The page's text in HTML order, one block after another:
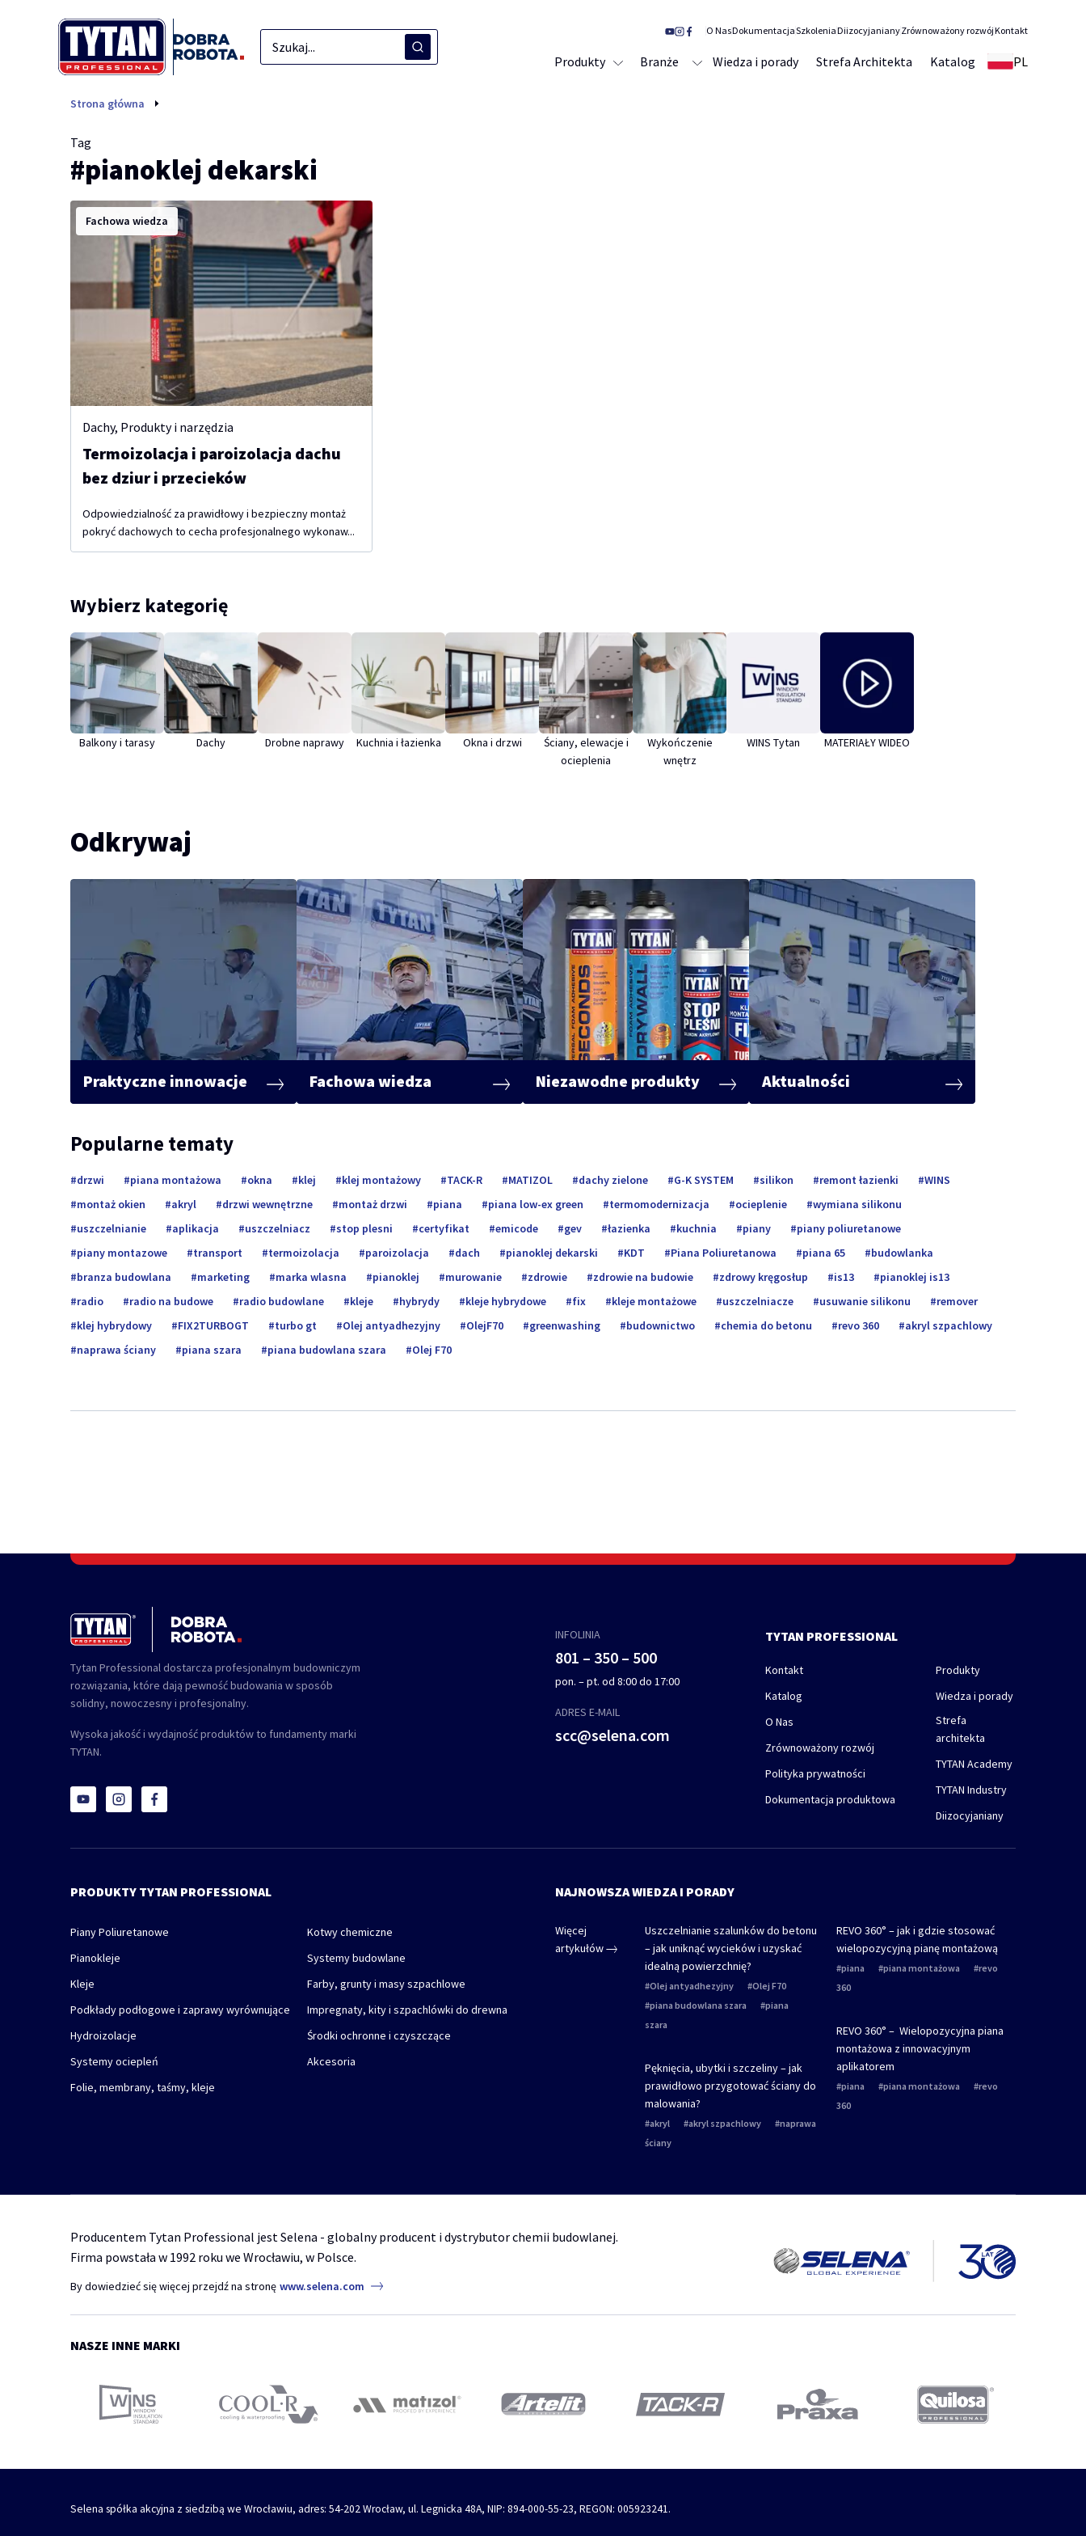
Produkty Branże Wiedza i porady Strefa Architekta Katalog PL
O NasDokumentacjaSzkoleniaDiizocyjanianyZrównoważony rozwójKontakt
Strona główna
Tag
#pianoklej dekarski
Fachowa wiedza
Dachy, Produkty i narzędzia
Termoizolacja i paroizolacja dachu
bez dziur i przecieków
Odpowiedzialność za prawidłowy i bezpieczny montaż
pokryć dachowych to cecha profesjonalnego wykonaw...
Wybierz kategorię
Balkony i tarasy Dachy Drobne naprawy Kuchnia i łazienka Okna i drzwi
Ściany, elewacje i
ocieplenia
Wykończenie
wnętrz
WINS Tytan MATERIAŁY WIDEO
Odkrywaj
Praktyczne innowacje Fachowa wiedza Niezawodne produkty Aktualności
Popularne tematy
drzwi piana montażowa okna klej klej montażowy TACK-R MATIZOL dachy zielone G-K SYSTEM silikon remont łazienki
WINS
montaż okien
akryl drzwi wewnętrzne montaż drzwi piana piana low-ex green termomodernizacja ocieplenie
wymiana silikonu
uszczelnianie
aplikacja uszczelniacz stop plesni certyfikat emicode gev łazienka kuchnia piany
piany poliuretanowe
piany montazowe
transport termoizolacja paroizolacja dach pianoklej dekarski KDT Piana Poliuretanowa piana 65
budowlanka
branza budowlana
marketing marka wlasna pianoklej murowanie zdrowie zdrowie na budowie zdrowy kręgosłup is13
pianoklej is13
radio
radio na budowe radio budowlane kleje hybrydy kleje hybrydowe fix kleje montażowe uszczelniacze usuwanie silikonu
remover
klej hybrydowy
FIX2TURBOGT turbo gt Olej antyadhezyjny OlejF70 greenwashing budownictwo chemia do betonu revo 360
akryl szpachlowy
naprawa ściany
piana szara piana budowlana szara Olej F70
Tytan Professional dostarcza profesjonalnym budowniczym
rozwiązania, które dają pewność budowania w sposób
solidny, nowoczesny i profesjonalny.
Wysoka jakość i wydajność produktów to fundamenty marki
TYTAN.
INFOLINIA
801 – 350 – 500
pon. – pt. od 8:00 do 17:00
ADRES E-MAIL
scc@selena.com
TYTAN PROFESSIONAL
Kontakt
Katalog
O Nas
Zrównoważony rozwój
Polityka prywatności
Dokumentacja produktowa
Produkty
Wiedza i porady
Strefa
architekta
TYTAN Academy
TYTAN Industry
Diizocyjaniany
PRODUKTY TYTAN PROFESSIONAL
Piany Poliuretanowe
Pianokleje
Kleje
Podkłady podłogowe i zaprawy wyrównujące
Hydroizolacje
Systemy ociepleń
Folie, membrany, taśmy, kleje
Kotwy chemiczne
Systemy budowlane
Farby, grunty i masy szpachlowe
Impregnaty, kity i szpachlówki do drewna
Środki ochronne i czyszczące
Akcesoria
NAJNOWSZA WIEDZA I PORADY
Więcej
artykułów
Uszczelnianie szalunków do betonu
– jak uniknąć wycieków i uzyskać
idealną powierzchnię?
Olej antyadhezyjny
Olej F70
piana budowlana szara
piana
szara
Pęknięcia, ubytki i szczeliny – jak
prawidłowo przygotować ściany do
malowania?
akryl akryl szpachlowy
naprawa
ściany
REVO 360° – jak i gdzie stosować
wielopozycyjną pianę montażową
piana piana montażowa
revo
360
REVO 360° – Wielopozycyjna piana
montażowa z innowacyjnym
aplikatorem
piana piana montażowa
revo
360
Producentem Tytan Professional jest Selena - globalny producent i dystrybutor chemii budowlanej.
Firma powstała w 1992 roku we Wrocławiu, w Polsce.
By dowiedzieć się więcej przejdź na stronę www.selena.com
NASZE INNE MARKI
Selena spółka akcyjna z siedzibą we Wrocławiu, adres: 54-202 Wrocław, ul. Legnicka 48A, NIP: 894-000-55-23, REGON: 005923241.